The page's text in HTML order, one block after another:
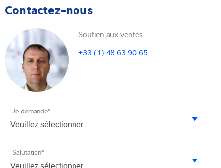
Contactez-nous
Soutien aux ventes
+33 (1) 48 63 90 65
Je demande*
Salutation*